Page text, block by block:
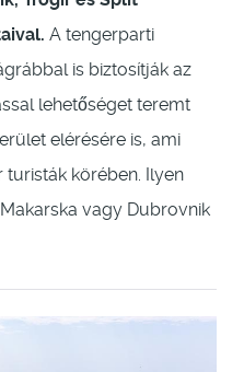
A tengerparti
is biztosítják az
lehetőséget teremt
elérésére is, ami
körében. Ilyen
vagy Dubrovnik